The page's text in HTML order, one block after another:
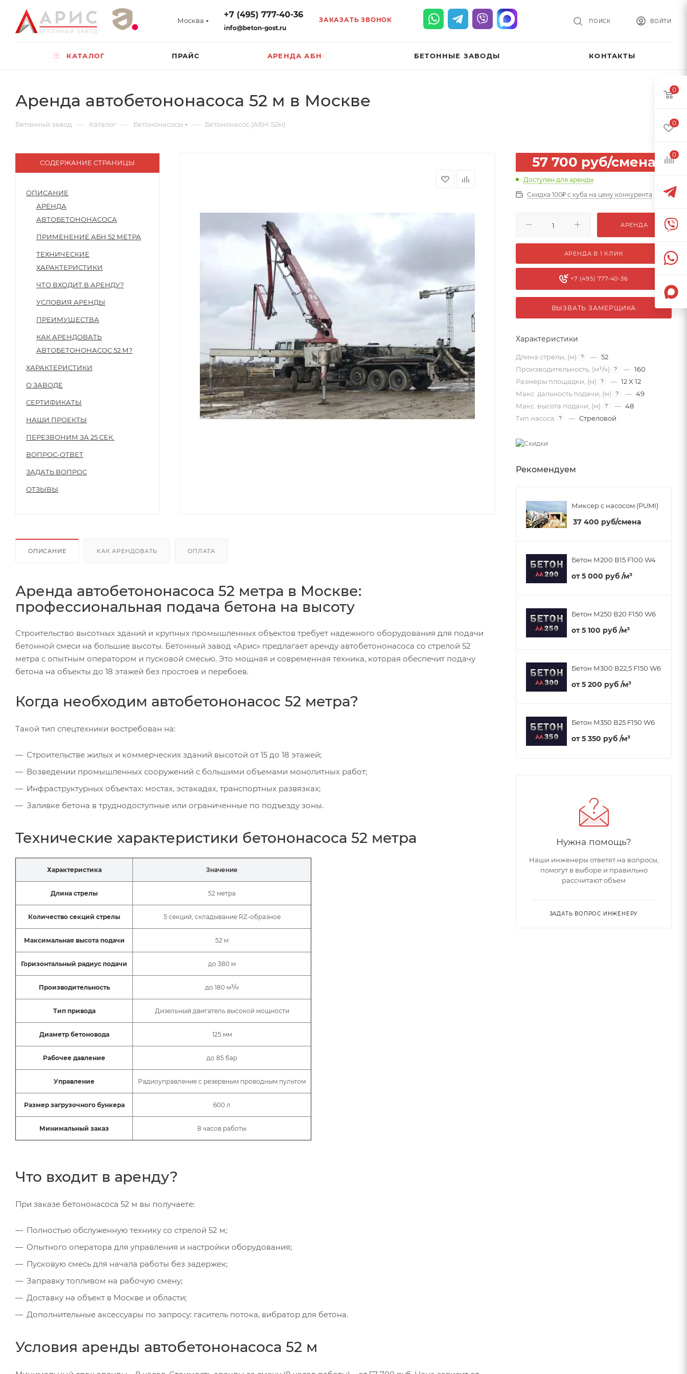
Москва
+7 (495) 777-40-36
info@beton-gost.ru
ЗАКАЗАТЬ ЗВОНОК ВОЙТИ
ПОИСК
КАТАЛОГ ПРАЙС АРЕНДА АБН БЕТОННЫЕ ЗАВОДЫ КОНТАКТЫ
Аренда автобетононасоса 52 м в Москве
Бетонный завод — Каталог — Бетононасосы — Бетононасос (АБН-52м)
СОДЕРЖАНИЕ СТРАНИЦЫ
ОПИСАНИЕ
АРЕНДА
АВТОБЕТОНОНАСОСА
ПРИМЕНЕНИЕ АБН 52 МЕТРА
ТЕХНИЧЕСКИЕ
ХАРАКТЕРИСТИКИ
ЧТО ВХОДИТ В АРЕНДУ?
УСЛОВИЯ АРЕНДЫ
ПРЕИМУЩЕСТВА
КАК АРЕНДОВАТЬ
АВТОБЕТОНОНАСОС 52 М?
ХАРАКТЕРИСТИКИ
О ЗАВОДЕ
СЕРТИФИКАТЫ
НАШИ ПРОЕКТЫ
ПЕРЕЗВОНИМ ЗА 25 СЕК.
ВОПРОС-ОТВЕТ
ЗАДАТЬ ВОПРОС
ОТЗЫВЫ
ОПИСАНИЕ КАК АРЕНДОВАТЬ ОПЛАТА
Аренда автобетононасоса 52 метра в Москве:
профессиональная подача бетона на высоту
Строительство высотных зданий и крупных промышленных объектов требует надежного оборудования для подачи
бетонной смеси на большие высоты. Бетонный завод «Арис» предлагает аренду автобетононасоса со стрелой 52
метра с опытным оператором и пусковой смесью. Это мощная и современная техника, которая обеспечит подачу
бетона на объекты до 18 этажей без простоев и перебоев.
Когда необходим автобетононасос 52 метра?
Такой тип спецтехники востребован на:
Строительстве жилых и коммерческих зданий высотой от 15 до 18 этажей;
Возведении промышленных сооружений с большими объемами монолитных работ;
Инфраструктурных объектах: мостах, эстакадах, транспортных развязках;
Заливке бетона в труднодоступные или ограниченные по подъезду зоны.
Технические характеристики бетононасоса 52 метра
Характеристика Значение
Длина стрелы 52 метра
Количество секций стрелы 5 секций, складывание RZ-образное
Максимальная высота подачи 52 м
Горизонтальный радиус подачи до 380 м
Производительность до 180 м³/ч
Тип привода Дизельный двигатель высокой мощности
Диаметр бетоновода 125 мм
Рабочее давление до 85 бар
Управление Радиоуправление с резервным проводным пультом
Размер загрузочного бункера 600 л
Минимальный заказ 8 часов работы
Что входит в аренду?
При заказе бетононасоса 52 м вы получаете:
Полностью обслуженную технику со стрелой 52 м;
Опытного оператора для управления и настройки оборудования;
Пусковую смесь для начала работы без задержек;
Заправку топливом на рабочую смену;
Доставку на объект в Москве и области;
Дополнительные аксессуары по запросу: гаситель потока, вибратор для бетона.
Условия аренды автобетононасоса 52 м
57 700 руб/смена
Доступен для аренды
Скидка 100₽ с куба на цену конкурента
АРЕНДА
АРЕНДА В 1 КЛИК
+7 (495) 777-40-36
ВЫЗВАТЬ ЗАМЕРЩИКА
Характеристики
Длина стрелы, (м) ? — 52
Производительность, (м³/ч)
? — 160
Размеры площадки, (м)
? — 12 X 12
Макс. дальность подачи, (м)
? — 49
Макс. высота подачи, (м)
? — 48
Тип насоса
? — Стреловой
Рекомендуем
Миксер с насосом (PUMI)
37 400 руб/смена
Бетон М200 В15 F100 W4
от5 000 руб /м³
Бетон М250 В20 F150 W6
от5 100 руб /м³
Бетон М300 В22,5 F150 W6
от5 200 руб /м³
Бетон М350 В25 F150 W6
от5 350 руб /м³
Нужна помощь?
Наши инженеры ответят на вопросы,
помогут в выборе и правильно
рассчитают объем
ЗАДАТЬ ВОПРОС ИНЖЕНЕРУ
0
0
0